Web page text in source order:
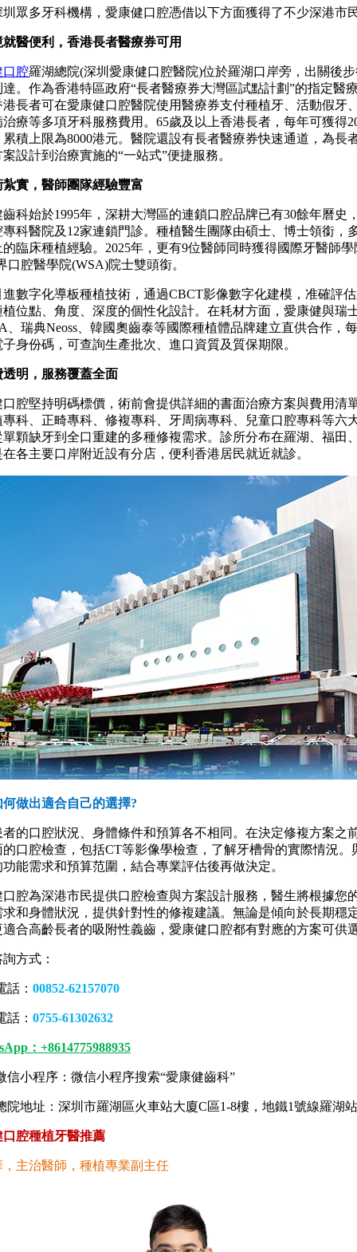
多牙科機構，愛康健口腔憑借以下方面獲得了不少深港市
醫便利，香港長者醫療券可用
口腔羅湖總院(深圳愛康健口腔醫院)位於羅湖口岸旁，出關後
。作為香港特區政府“長者醫療券大灣區試點計劃”的指定醫
長者可在愛康健口腔醫院使用醫療券支付種植牙、活動假牙
療等多項牙科服務費用。65歲及以上香港長者，每年可獲得
積上限為8000港元。醫院還設有長者醫療券快速通道，為長
設計到治療實施的“一站式”便捷服務。
實，醫師團隊經驗豐富
始於1995年，深耕大灣區的連鎖口腔品牌已有30餘年曆史
科醫院及12家連鎖門診。種植醫生團隊由碩士、博士領銜，
臨床種植經驗。2025年，更有9位醫師同時獲得國際牙醫師學
口腔醫學院(WSA)院士雙頭銜。
字化導板種植技術，通過CBCT影像數字化建模，准確評估
位點、角度、深度的個性化設計。在耗材方面，愛康健與瑞
、瑞典Neoss、韓國奧齒泰等國際種植體品牌建立直供合作，
身份碼，可查詢生產批次、進口資質及質保期限。
明，服務覆蓋全面
堅持明碼標價，術前會提供詳細的書面治療方案與費用清
科、正畸專科、修複專科、牙周病專科、兒童口腔專科等六
顆缺牙到全口重建的多種修複需求。診所分布在羅湖、福田
各主要口岸附近設有分店，便利香港居民就近就診。
出適合自己的選擇?
口腔狀況、身體條件和預算各不相同。在決定修複方案之
口腔檢查，包括CT等影像學檢查，了解牙槽骨的實際情況。
能需求和預算范圍，結合專業評估後再做決定。
為深港市民提供口腔檢查與方案設計服務，醫生將根據您
和身體狀況，提供針對性的修複建議。無論是傾向於長期穩
合高齡長者的吸附性義齒，愛康健口腔都有對應的方案可供
式：
： 00852-62157070
： 0755-61302632
：+8614775988935
程序：微信小程序搜索“愛康健齒科”
址：深圳市羅湖區火車站大廈C區1-8樓，地鐵1號線羅湖
腔種植牙醫推薦
，主治醫師，種植專業副主任